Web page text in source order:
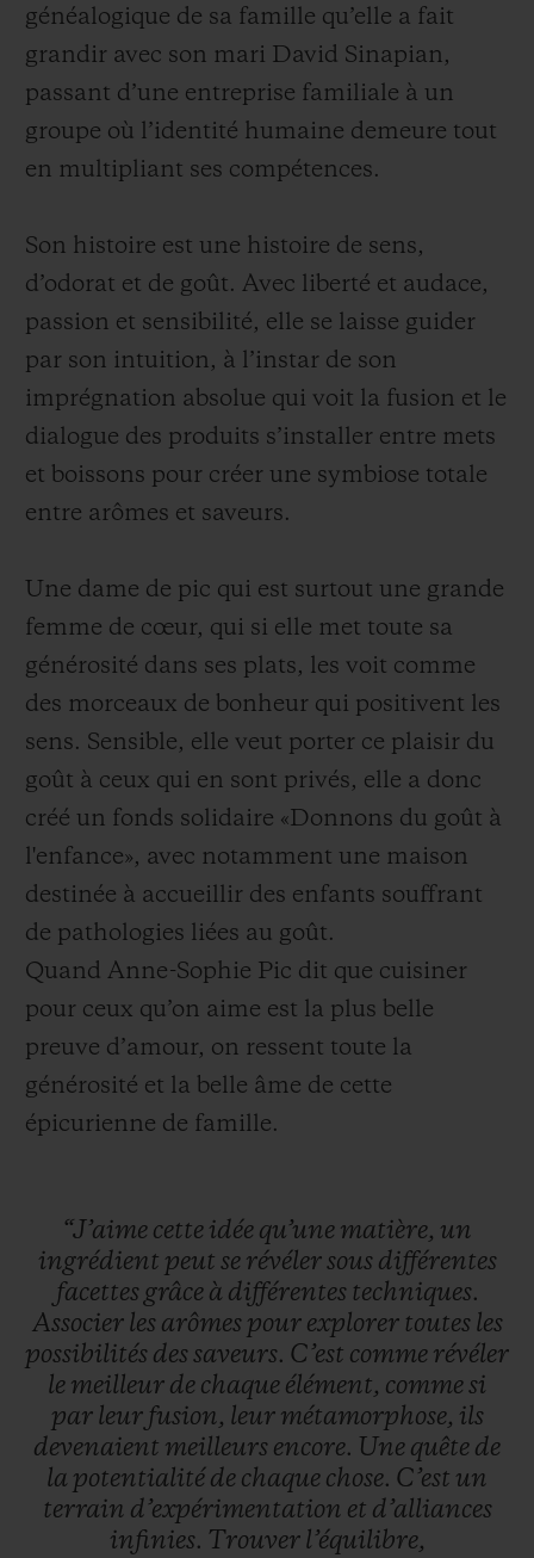
généalogique de sa famille qu’elle a fait
grandir avec son mari David Sinapian,
passant d’une entreprise familiale à un
groupe où l’identité humaine demeure tout
en multipliant ses compétences.
Son histoire est une histoire de sens,
d’odorat et de goût. Avec liberté et audace,
passion et sensibilité, elle se laisse guider
par son intuition, à l’instar de son
imprégnation absolue qui voit la fusion et le
dialogue des produits s’installer entre mets
et boissons pour créer une symbiose totale
entre arômes et saveurs.
Une dame de pic qui est surtout une grande
femme de cœur, qui si elle met toute sa
générosité dans ses plats, les voit comme
des morceaux de bonheur qui positivent les
sens. Sensible, elle veut porter ce plaisir du
goût à ceux qui en sont privés, elle a donc
créé un fonds solidaire «Donnons du goût à
l'enfance», avec notamment une maison
destinée à accueillir des enfants souffrant
de pathologies liées au goût.
Quand Anne-Sophie Pic dit que cuisiner
pour ceux qu’on aime est la plus belle
preuve d’amour, on ressent toute la
générosité et la belle âme de cette
épicurienne de famille.
“J’aime cette idée qu’une matière, un
ingrédient peut se révélersous différentes
facettes grâce à différentes techniques.
Associer les arômes pour explorer toutes les
possibilités dessaveurs. C’est comme révéler
le meilleur de chaque élément, commesi
par leur fusion, leur métamorphose, ils
devenaient meilleurs encore. Une quête de
la potentialité de chaque chose. C’est un
terrain d’expérimentation et d’alliances
infinies. Trouver l’équilibre,